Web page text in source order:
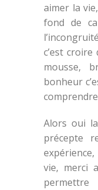
aimer la
fond de
c’est
mousse,
bonheur
Alors oui
précepte
vie, merci
permettre